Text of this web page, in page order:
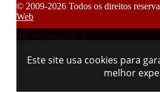
© 2009-2026 Todos os direitos
Web
Este site usa cookies para
melhor